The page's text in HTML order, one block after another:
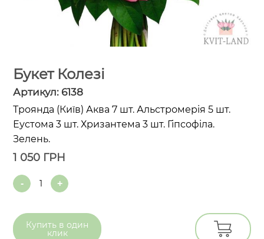
Букет Колезі
Артикул: 6138
Троянда (Київ) Аква 7 шт. Альстромерія 5 шт.
Еустома 3 шт. Хризантема 3 шт. Гіпсофіла.
Зелень.
1 050 ГРН
Quantity
Купить в один
клик